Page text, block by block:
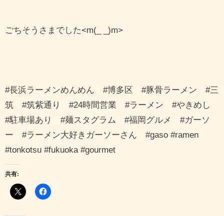
ごちそうさまでした<m(_ _)m>
#長浜ラーメンめんめん #博多区 #豚骨ラーメン #三
筑 #筑紫通り #24時間営業 #ラーメン #やきめし
#駐車場あり #麺スタグラム #福岡グルメ #ガーソ
ー #ラーメン大好きガーソーさん #gaso #ramen
#tonkotsu #fukuoka #gourmet
共有: